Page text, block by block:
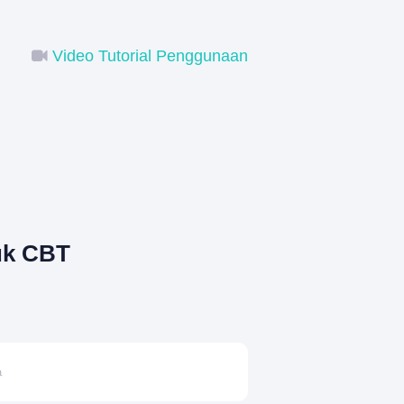
Video Tutorial Penggunaan
CBT